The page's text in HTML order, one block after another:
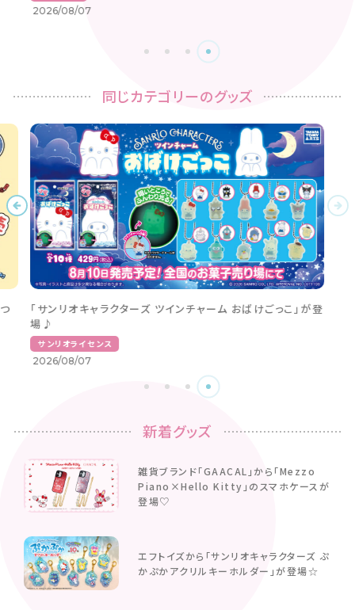
2026/08/07
同じカテゴリーのグッズ
「サンリオキャラクターズ ツインチャーム おばけごっこ」が登
場♪
サンリオライセンス
2026/08/07
新着グッズ
雑貨ブランド「GAACAL」から「Mezzo
Piano×Hello Kitty」のスマホケースが
登場♡
エフトイズから「サンリオキャラクターズ ぷ
かぷかアクリルキーホルダー」が登場☆